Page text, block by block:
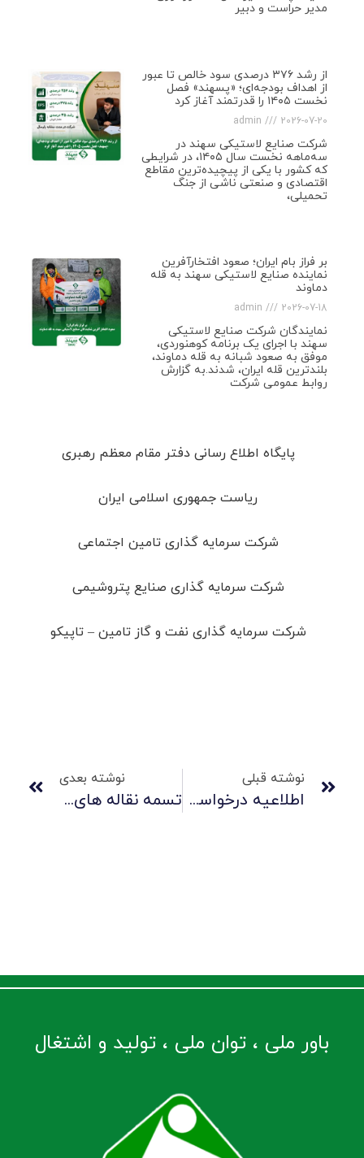
مدیر حراست و دبیر
از رشد ۳۷۶ درصدی سود خالص تا عبور
از اهداف بودجه‌ای؛ «پسهند» فصل
نخست ۱۴۰۵ را قدرتمند آغاز کرد
admin 2026-07-20
شرکت صنایع لاستیکی سهند در
سه‌ماهه نخست سال ۱۴۰۵، در شرایطی
که کشور با یکی از پیچیده‌ترین مقاطع
اقتصادی و صنعتی ناشی از جنگ
تحمیلی،
بر فراز بام ایران؛ صعود افتخارآفرین
نماینده صنایع لاستیکی سهند به قله
دماوند
admin 2026-07-18
نمایندگان شرکت صنایع لاستیکی
سهند با اجرای یک برنامه کوهنوردی،
موفق به صعود شبانه به قله دماوند،
بلندترین قله ایران، شدند.به گزارش
روابط عمومی شرکت
پایگاه اطلاع رسانی دفتر مقام معظم رهبری
ریاست جمهوری اسلامی ایران
شرکت سرمایه گذاری تامین اجتماعی
شرکت سرمایه گذاری صنایع پتروشیمی
شرکت سرمایه گذاری نفت و گاز تامین – تاپیکو
نوشته قبلی
اطلاعیه درخواست تکمیل مشخصات سهامداران – ۹۹
نوشته بعدی
تسمه‏ نقاله ‏های «سهند» در رقابت با ترکیه و چین
باور ملی ، توان ملی ، تولید و اشتغال